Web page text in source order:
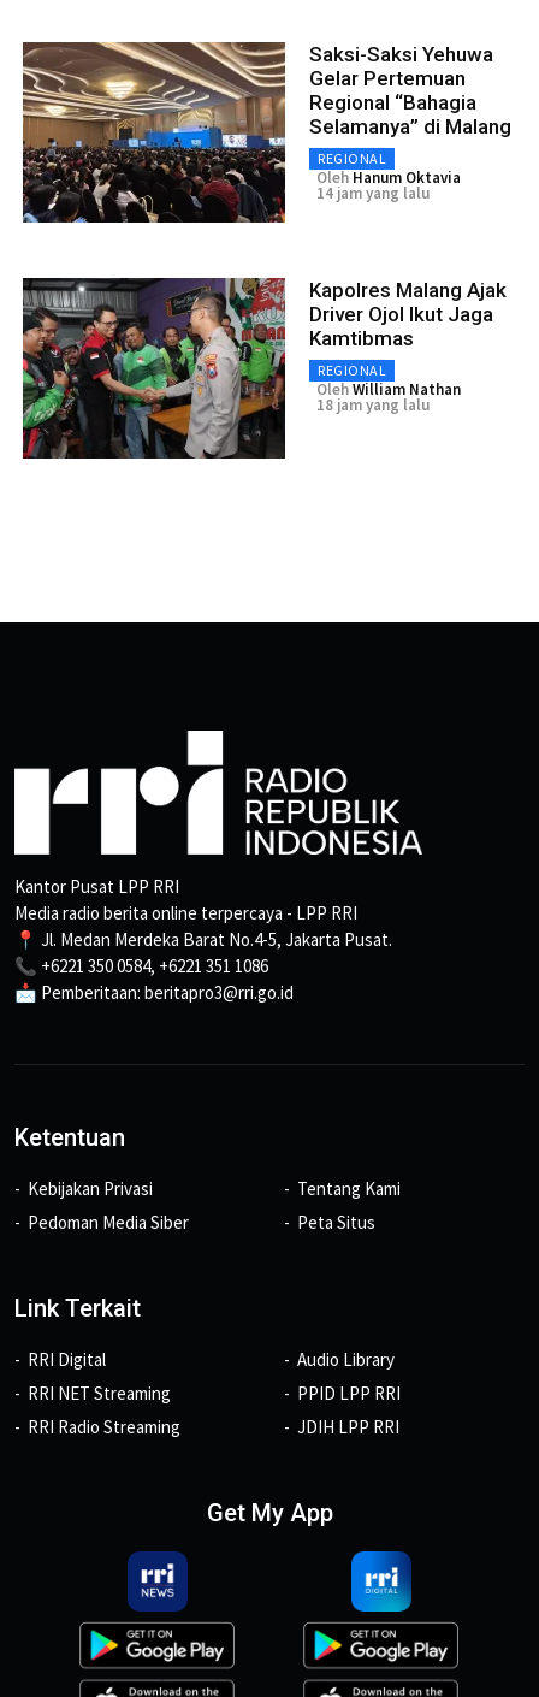
Saksi-Saksi Yehuwa
Gelar Pertemuan
Regional “Bahagia
Selamanya” di Malang
REGIONAL
Oleh Hanum Oktavia
14 jam yang lalu
Kapolres Malang Ajak
Driver Ojol Ikut Jaga
Kamtibmas
REGIONAL
OlehWilliam Nathan
18 jam yang lalu
Kantor Pusat LPP RRI
Media radio berita online terpercaya - LPP RRI
📍 Jl. Medan Merdeka Barat No.4-5, Jakarta Pusat.
📞 +6221 350 0584, +6221 351 1086
📩 Pemberitaan: beritapro3@rri.go.id
Ketentuan
Kebijakan Privasi
Pedoman Media Siber
Tentang Kami
Peta Situs
Link Terkait
RRI Digital
RRI NET Streaming
RRI Radio Streaming
Audio Library
PPID LPP RRI
JDIH LPP RRI
Get My App